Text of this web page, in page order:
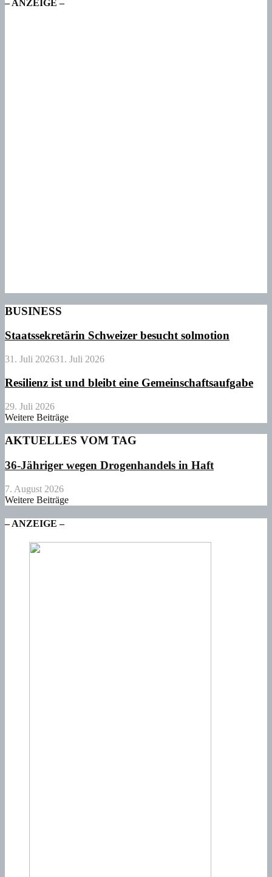
– ANZEIGE –
BUSINESS
Staatssekretärin Schweizer besucht solmotion
31. Juli 202631. Juli 2026
Resilienz ist und bleibt eine Gemeinschaftsaufgabe
29. Juli 2026
Weitere Beiträge
AKTUELLES VOM TAG
36-Jähriger wegen Drogenhandels in Haft
7. August 2026
Weitere Beiträge
– ANZEIGE –